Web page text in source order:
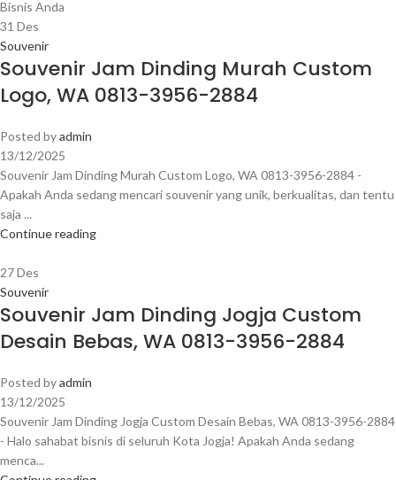
31 Des
Souvenir
Souvenir Jam Dinding Murah Custom
Logo, WA 0813-3956-2884
Posted byadmin
13/12/2025
Souvenir Jam Dinding Murah Custom Logo, WA 0813-3956-2884 -
Apakah Anda sedang mencari souvenir yang unik, berkualitas, dan tentu
saja ...
Continue reading
27Des
Souvenir
Souvenir Jam Dinding Jogja Custom
Desain Bebas, WA 0813-3956-2884
Posted byadmin
13/12/2025
Souvenir Jam Dinding Jogja Custom Desain Bebas, WA 0813-3956-2884
- Halo sahabat bisnis di seluruh Kota Jogja! Apakah Anda sedang
menca...